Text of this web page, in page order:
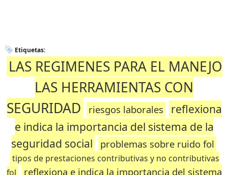
Etiquetas:
LAS REGIMENES PARA EL MANEJO
LAS HERRAMIENTAS CON
SEGURIDAD
riesgos laborales
reflexiona
e indica la importancia del sistema de la
seguridad social
problemas sobre ruido fol
tipos de prestaciones contributivas y no contributivas
fol
reflexiona e indica la importancia del sistema